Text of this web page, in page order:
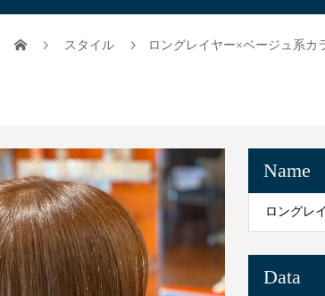
スタイル ロングレイヤー×ベージュ系カ
Name
ロングレ
Data